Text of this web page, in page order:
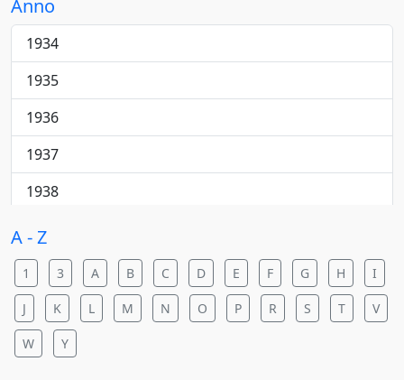
Blues
Cantautore
College rock
Country
Country pop
Dance
Dance pop
Dance rock
Anno
1934
1935
1936
1937
1938
1940
1941
1942
1943
A - Z
1 3 A B C D E F G H I
J K L M N O P R S T V
W Y